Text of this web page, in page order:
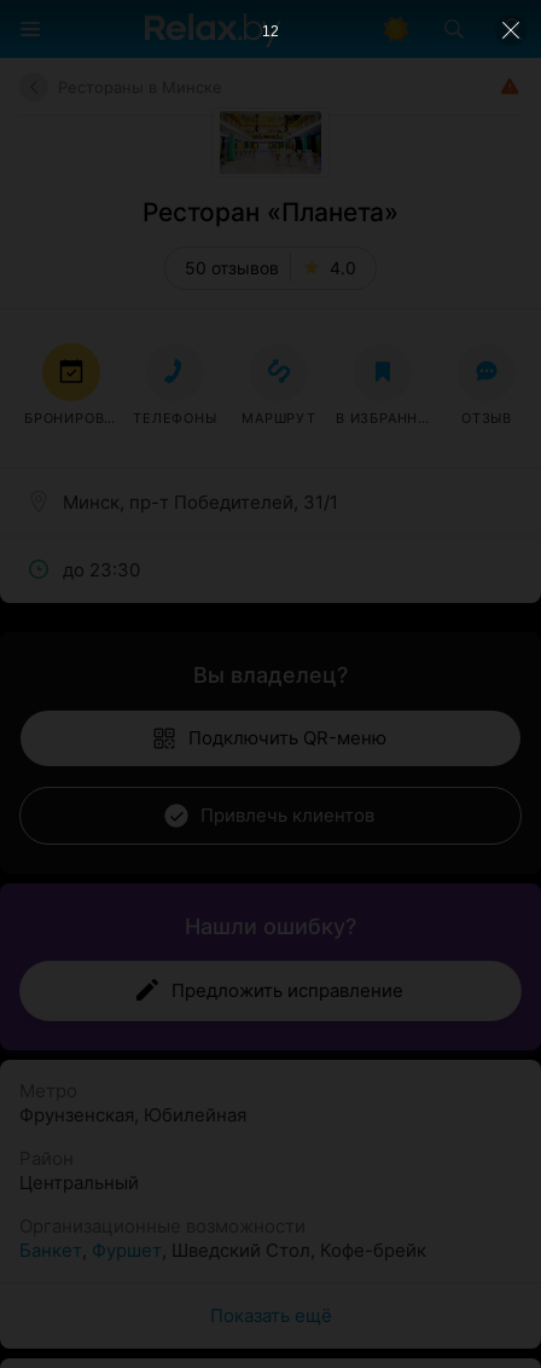
Ресторан «Планета»
50 отзывов 4.0
Минск, пр-т Победителей, 31/1
до 23:30
БРОНИРОВАТЬ ТЕЛЕФОНЫ МАРШРУТ В ИЗБРАННОЕ ОТЗЫВ
Вы владелец?
Подключить QR-меню
Привлечь клиентов
Нашли ошибку?
Предложить исправление
Фрунзенская, Юбилейная
Центральный
Банкет, Фуршет, Шведский Стол , Кофе-брейк
Показать ещё
11